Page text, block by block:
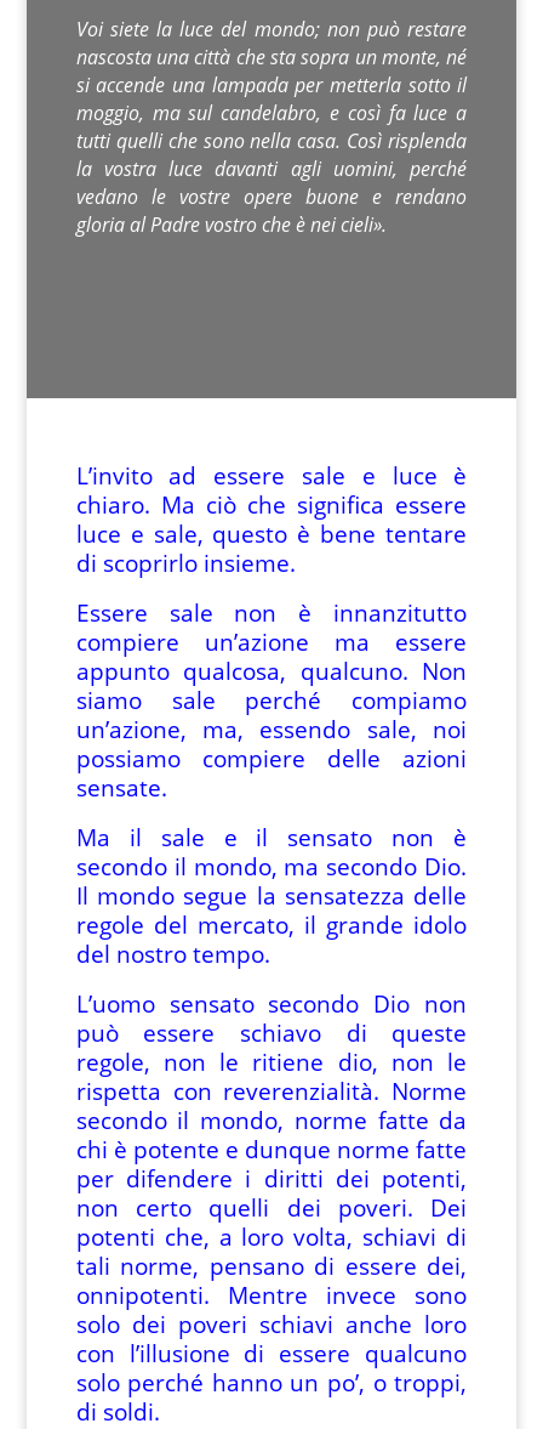
Voi siete la luce del mondo; non può restare
nascosta una città che sta sopra un monte, né
si accende una lampada per metterla sotto il
moggio, ma sul candelabro, e così fa luce a
tutti quelli che sono nella casa. Così risplenda
la vostra luce davanti agli uomini, perché
vedano le vostre opere buone e rendano
gloria al Padre vostro che è nei cieli».
L’invito ad essere sale e luce è
chiaro. Ma ciò che significa essere
luce e sale, questo è bene tentare
di scoprirlo insieme.
Essere sale non è innanzitutto
compiere un’azione ma essere
appunto qualcosa, qualcuno. Non
siamo sale perché compiamo
un’azione, ma, essendo sale, noi
possiamo compiere delle azioni
sensate.
Ma il sale e il sensato non è
secondo il mondo, ma secondo Dio.
Il mondo segue la sensatezza delle
regole del mercato, il grande idolo
del nostro tempo.
L’uomo sensato secondo Dio non
può essere schiavo di queste
regole, non le ritiene dio, non le
rispetta con reverenzialità. Norme
secondo il mondo, norme fatte da
chi è potente e dunque norme fatte
per difendere i diritti dei potenti,
non certo quelli dei poveri. Dei
potenti che, a loro volta, schiavi di
tali norme, pensano di essere dei,
onnipotenti. Mentre invece sono
solo dei poveri schiavi anche loro
con l’illusione di essere qualcuno
solo perché hanno un po’, o troppi,
di soldi.